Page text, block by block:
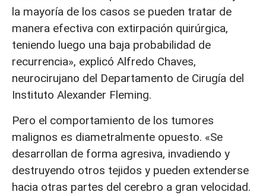
la mayoría de los casos se pueden tratar de
manera efectiva con extirpación quirúrgica,
teniendo luego una baja probabilidad de
recurrencia», explicó Alfredo Chaves,
neurocirujano del Departamento de Cirugía del
Instituto Alexander Fleming.
Pero el comportamiento de los tumores
malignos es diametralmente opuesto. «Se
desarrollan de forma agresiva, invadiendo y
destruyendo otros tejidos y pueden extenderse
hacia otras partes del cerebro a gran velocidad.